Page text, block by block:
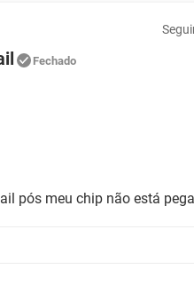
Fechado
pós meu chip não está